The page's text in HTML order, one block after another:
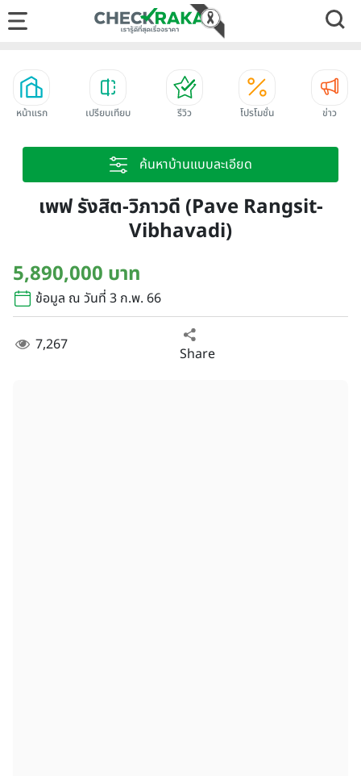
หน้าแรก เปรียบเทียบ รีวิว โปรโมชั่น ข่าว
ค้นหาบ้านแบบละเอียด
เพฟ รังสิต-วิภาวดี (Pave Rangsit-
Vibhavadi)
5,890,000 บาท
ข้อมูล ณ วันที่ 3 ก.พ. 66
7,267 Share